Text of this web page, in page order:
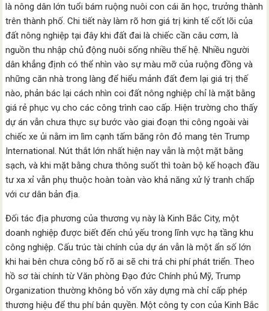
là nông dân lớn tuổi bám ruộng nuôi con cái ăn học, trưởng thành
trên thành phố. Chi tiết này làm rõ hơn giá trị kinh tế cốt lõi của
đất nông nghiệp tại đây khi đất đai là chiếc cần câu cơm, là
nguồn thu nhập chủ động nuôi sống nhiều thế hệ. Nhiều người
dân khẳng định có thể nhìn vào sự màu mỡ của ruộng đồng và
những căn nhà trong làng để hiểu mảnh đất đem lại giá trị thế
nào, phản bác lại cách nhìn coi đất nông nghiệp chỉ là mặt bằng
giá rẻ phục vụ cho các công trình cao cấp. Hiện trường cho thấy
dự án vẫn chưa thực sự bước vào giai đoạn thi công ngoài vài
chiếc xe ủi nằm im lìm cạnh tấm băng rôn đỏ mang tên Trump
International. Nút thắt lớn nhất hiện nay vẫn là một mặt bằng
sạch, và khi mặt bằng chưa thông suốt thì toàn bộ kế hoạch đầu
tư xa xỉ vẫn phụ thuộc hoàn toàn vào khả năng xử lý tranh chấp
với cư dân bản địa.
Đối tác địa phương của thương vụ này là Kinh Bắc City, một
doanh nghiệp được biết đến chủ yếu trong lĩnh vực hạ tầng khu
công nghiệp. Cấu trúc tài chính của dự án vẫn là một ẩn số lớn
khi hai bên chưa công bố rõ ai sẽ chi trả chi phí phát triển. Theo
hồ sơ tài chính từ Văn phòng Đạo đức Chính phủ Mỹ, Trump
Organization thường không bỏ vốn xây dựng mà chỉ cấp phép
thương hiệu để thu phí bản quyền. Một công ty con của Kinh Bắc